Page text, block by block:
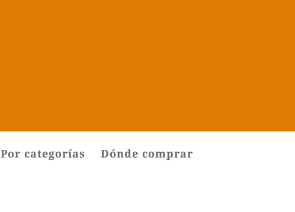
Por categorías
Dónde comprar